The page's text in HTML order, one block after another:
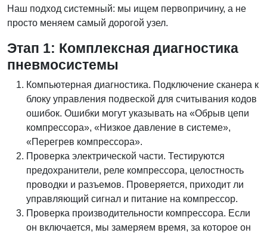
Наш подход системный: мы ищем первопричину, а не
просто меняем самый дорогой узел.
Этап 1: Комплексная диагностика
пневмосистемы
Компьютерная диагностика. Подключение сканера к
блоку управления подвеской для считывания кодов
ошибок. Ошибки могут указывать на «Обрыв цепи
компрессора», «Низкое давление в системе»,
«Перегрев компрессора».
Проверка электрической части. Тестируются
предохранители, реле компрессора, целостность
проводки и разъемов. Проверяется, приходит ли
управляющий сигнал и питание на компрессор.
Проверка производительности компрессора. Если
он включается, мы замеряем время, за которое он